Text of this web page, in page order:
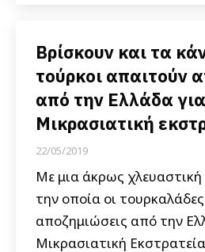
Βρίσκουν και τα
τούρκοι απαιτούν
από την Ελλάδα
Μικρασιατική
22/05/2019
Με μια άκρως
την οποία οι
αποζημιώσεις από την
Μικρασιατική